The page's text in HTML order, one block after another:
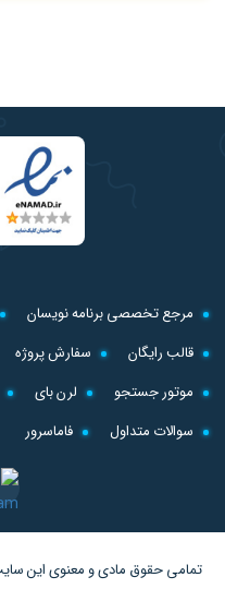
مرجع تخصصی برنامه نویسان
قالب رایگان
سفارش پروژه
موتور جستجو
لرن بای
سوالات متداول
فاماسرور
تمامی حقوق مادی و معنوی این